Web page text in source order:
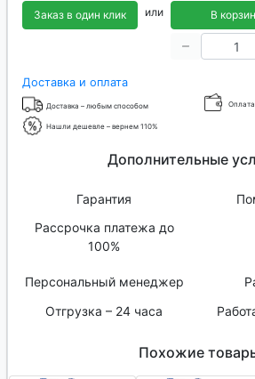
Заказ в один клик или В
Доставка и оплата
Доставка – любым способом
Нашли дешевле – вернем 110%
Дополнительные
Гарантия
Рассрочка платежа до
100%
Персональный менеджер
Отгрузка – 24 часа
Похожие